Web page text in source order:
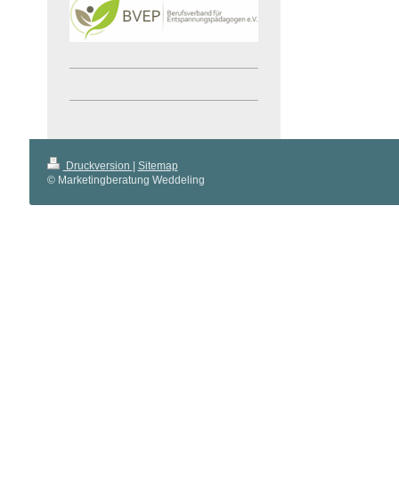
Druckversion | Sitemap
© Marketingberatung Weddeling